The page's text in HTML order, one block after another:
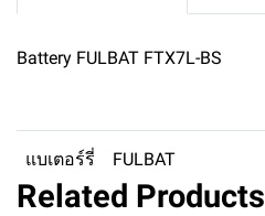
Battery FULBAT FTX7L-BS
แบเตอร์รี่ FULBAT
Related Products